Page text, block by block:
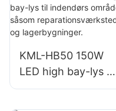
lagerbygninger
KML-HB50 150W
LED high bay-lys til
indendørs områder